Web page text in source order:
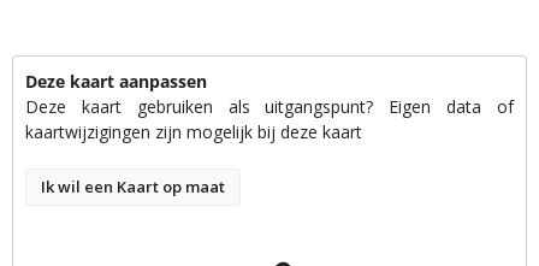
Deze kaart aanpassen
Deze kaart gebruiken als uitgangspunt? Eigen data of
kaartwijzigingen zijn mogelijk bij deze kaart
Ik wil een Kaart op maat